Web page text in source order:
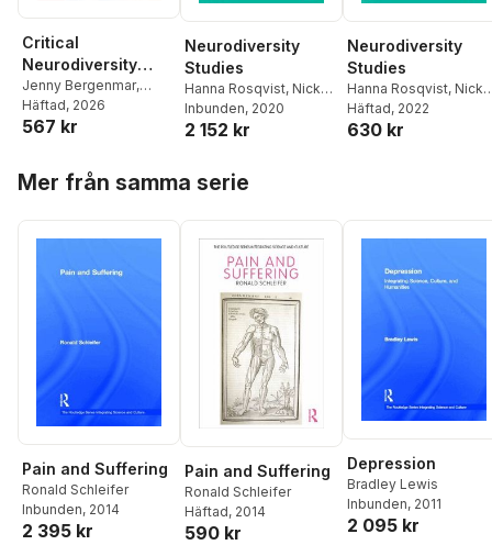
Critical
Neurodiversity
Studies
Jenny Bergenmar,
Louise Creechan
Stenning
Häftad, 2026
567 kr
Neurodiversity
Studies
Hanna Rosqvist, Nick
Chown,Anna Stenning
Inbunden, 2020
2 152 kr
Neurodiversity
Studies
Hanna Rosqvist, Nick
Chown, Anna Stenning
Häftad, 2022
630 kr
Mer från samma serie
Pain and Suffering
Ronald Schleifer
Inbunden, 2014
2 395 kr
Pain and Suffering
Ronald Schleifer
Häftad, 2014
590 kr
Depression
Bradley Lewis
Inbunden, 2011
2 095 kr